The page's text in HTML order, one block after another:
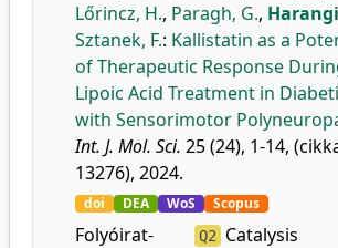
Lőrincz, H., Paragh, G.,
Sztanek, F.: Kallistatin as a
of Therapeutic Response
Lipoic Acid Treatment in
with Sensorimotor
Int. J. Mol. Sci. 25 (24), 1-14,
13276), 2024.
doi DEA WoS Scopus
Folyóirat-
Q2 Catalysis